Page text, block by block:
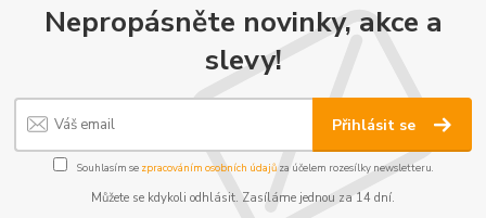
Nepropásněte novinky, akce a
slevy!
Přihlásit se
Souhlasím se zpracováním osobních údajůza účelem rozesílky newsletteru.
Můžete se kdykoli odhlásit. Zasíláme jednou za 14 dní.